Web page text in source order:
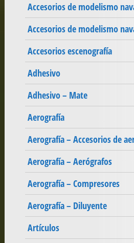
Accesorios de modelismo
Accesorios de modelismo
Accesorios escenografía
Adhesivo
Adhesivo – Mate
Aerografía
Aerografía – Accesorios de
Aerografía – Aerógrafos
Aerografía – Compresores
Aerografía – Diluyente
Artículos